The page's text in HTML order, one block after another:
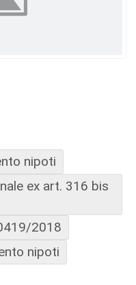
nipoti
ex art. 316 bis
2018
nipoti